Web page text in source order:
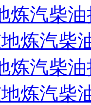
炼汽柴
炼汽柴
炼汽柴
炼汽柴